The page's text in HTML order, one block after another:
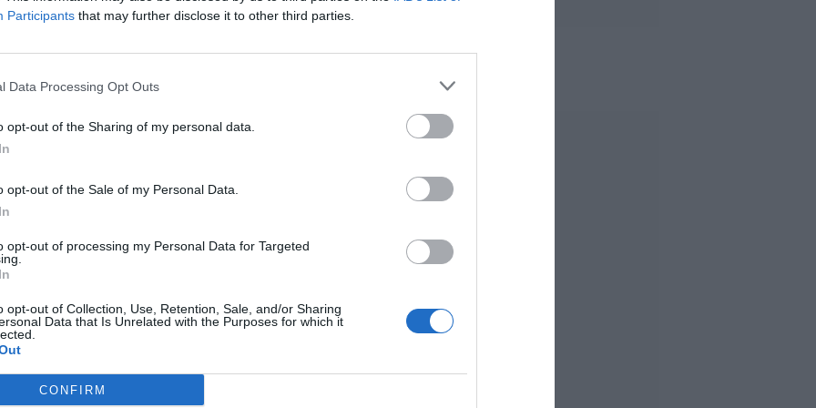
Participants that may further disclose it to other third parties.
Data Processing Opt Outs
opt-out of the Sharing of my personal data.
opt-out of the Sale of my Personal Data.
opt-out of processing my Personal Data for Targeted
opt-out of Collection, Use, Retention, Sale, and/or Sharing
Data that Is Unrelated with the Purposes for which it
CONFIRM
de25.000 profesionalesen la autonomía los
diagnóstico, tecnológico y
de salud. Entre los perfiles afectados se
auxiliares de enfermería (TCAE)
radiodiagnóstico, farmacia,
de riesgos laborales, entre otros.
2023